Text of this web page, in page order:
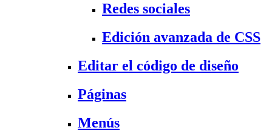
Redes sociales
Edición avanzada de CSS
Editar el código de diseño
Páginas
Menús